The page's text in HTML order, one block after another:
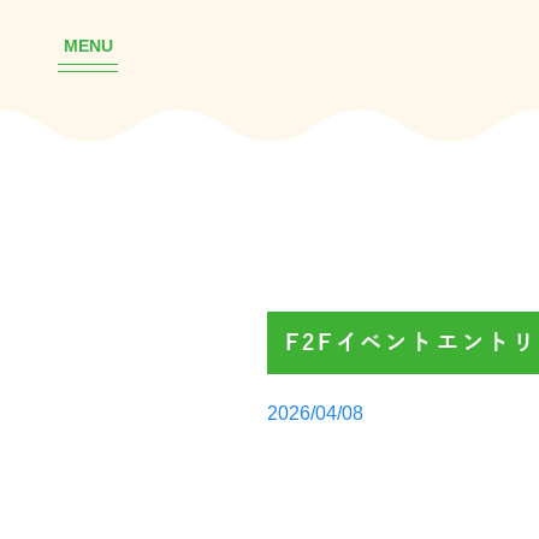
MENU
F2Fイベントエント
Posted
2026/04/08